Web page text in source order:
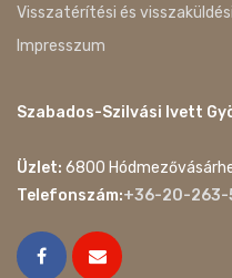
Visszatérítési és
Impresszum
Szabados-Szilvási Ivett
Üzlet: 6800
Telefonszám:+36-20-263-